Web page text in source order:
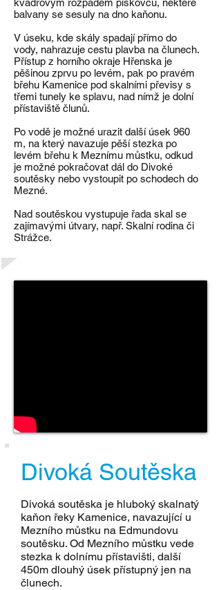
kvádrovým rozpadem pískovců, některé
balvany se sesuly na dno kaňonu.
V úseku, kde skály spadají přímo do
vody, nahrazuje cestu plavba na člunech.
Přístup z horního okraje Hřenska je
pěšinou zprvu po levém, pak po pravém
břehu Kamenice pod skalními převisy s
třemi tunely ke splavu, nad nímž je dolní
přístaviště člunů.
Po vodě je možné urazit další úsek 960
m, na který navazuje pěší stezka po
levém břehu k Meznímu můstku, odkud
je možné pokračovat dál do Divoké
soutěsky nebo vystoupit po schodech do
Mezné.
Nad soutěskou vystupuje řada skal se
zajímavými útvary, např. Skalní rodina či
Strážce.
Divoká Soutěska
Divoká soutěska je hluboký skalnatý
kaňon řeky Kamenice, navazující u
Mezního můstku na Edmundovu
soutěsku. Od Mezního můstku vede
stezka k dolnímu přístavišti, další
450m dlouhý úsek přístupný jen na
člunech.